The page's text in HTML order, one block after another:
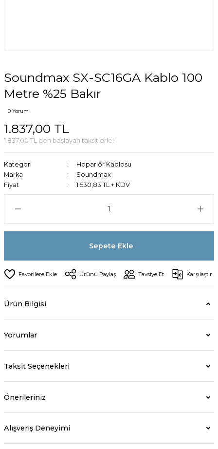
Soundmax SX-SC16GA Kablo 100
Metre %25 Bakır
0 Yorum
1.837,00 TL
1.837,00 TL den başlayan taksitlerle!
Kategori
Hoparlör Kablosu
Marka
Soundmax
Fiyat
1.530,83 TL + KDV
Sepete Ekle
Ürünü Paylaş Tavsiye Et Karşılaştır
Ürün Bilgisi
Yorumlar
Taksit Seçenekleri
Önerileriniz
Alışveriş Deneyimi